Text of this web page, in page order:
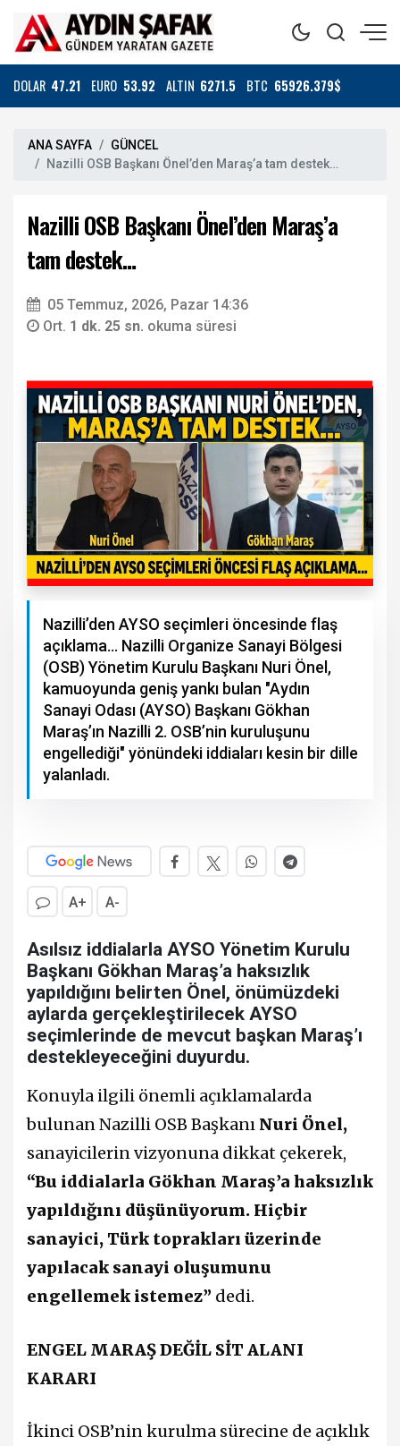
DOLAR 47.21 EURO 53.92 ALTIN 6271.5 BTC 65926.379$
ANA SAYFA
GÜNCEL
Nazilli OSB Başkanı Önel’den Maraş’a tam destek…
Nazilli OSB Başkanı Önel’den Maraş’a
tam destek…
05 Temmuz, 2026, Pazar 14:36
Ort. 1 dk. 25 sn. okuma süresi
Nazilli’den AYSO seçimleri öncesinde flaş
açıklama… Nazilli Organize Sanayi Bölgesi
(OSB) Yönetim Kurulu Başkanı Nuri Önel,
kamuoyunda geniş yankı bulan "Aydın
Sanayi Odası (AYSO) Başkanı Gökhan
Maraş’ın Nazilli 2. OSB’nin kuruluşunu
engellediği" yönündeki iddiaları kesin bir dille
yalanladı.
A+ A-
Asılsız iddialarla AYSO Yönetim Kurulu
Başkanı Gökhan Maraş’a haksızlık
yapıldığını belirten Önel, önümüzdeki
aylarda gerçekleştirilecek AYSO
seçimlerinde de mevcut başkan Maraş’ı
destekleyeceğini duyurdu.
Konuyla ilgili önemli açıklamalarda
bulunan Nazilli OSB Başkanı Nuri Önel,
sanayicilerin vizyonuna dikkat çekerek,
“Bu iddialarla Gökhan Maraş’a haksızlık
yapıldığını düşünüyorum. Hiçbir
sanayici, Türk toprakları üzerinde
yapılacak sanayi oluşumunu
engellemek istemez” dedi.
ENGEL MARAŞ DEĞİL SİT ALANI
KARARI
İkinci OSB’nin kurulma sürecine de açıklık